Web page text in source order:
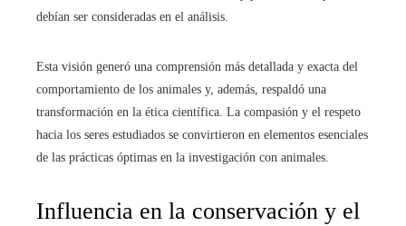
debían ser consideradas en el análisis.
Esta visión generó una comprensión más detallada y exacta del
comportamiento de los animales y, además, respaldó una
transformación en la ética científica. La compasión y el respeto
hacia los seres estudiados se convirtieron en elementos esenciales
de las prácticas óptimas en la investigación con animales.
Influencia en la conservación y el